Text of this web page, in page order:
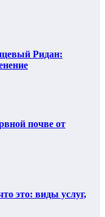
Ридан:
почве от
это: виды услуг,